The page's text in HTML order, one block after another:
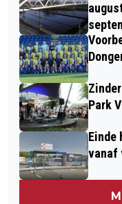
Park
Einde
vanaf